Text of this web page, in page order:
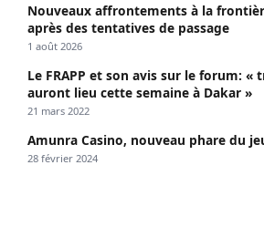
Nouveaux affrontements à la
après des tentatives de passage
1 août 2026
Le FRAPP et son avis sur le forum: «
auront lieu cette semaine à Dakar »
21 mars 2022
Amunra Casino, nouveau phare du
28 février 2024